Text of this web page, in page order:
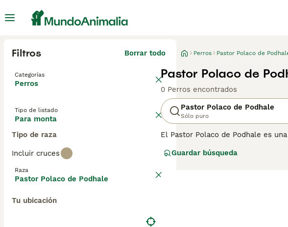
Filtros Borrar todo
Categorías
Perros
Tipo de listado
Para monta
Tipo de raza
Incluir cruces
Raza
Pastor Polaco de Podhale
Tu ubicación
Perros Pastor Polaco de
Pastor Polaco de
0 Perros encontrados
Pastor Polaco de Podhale
Sólo puro
El Pastor Polaco de Podhale es
gran tamaño y pelaje blanco, es
Guardar búsqueda